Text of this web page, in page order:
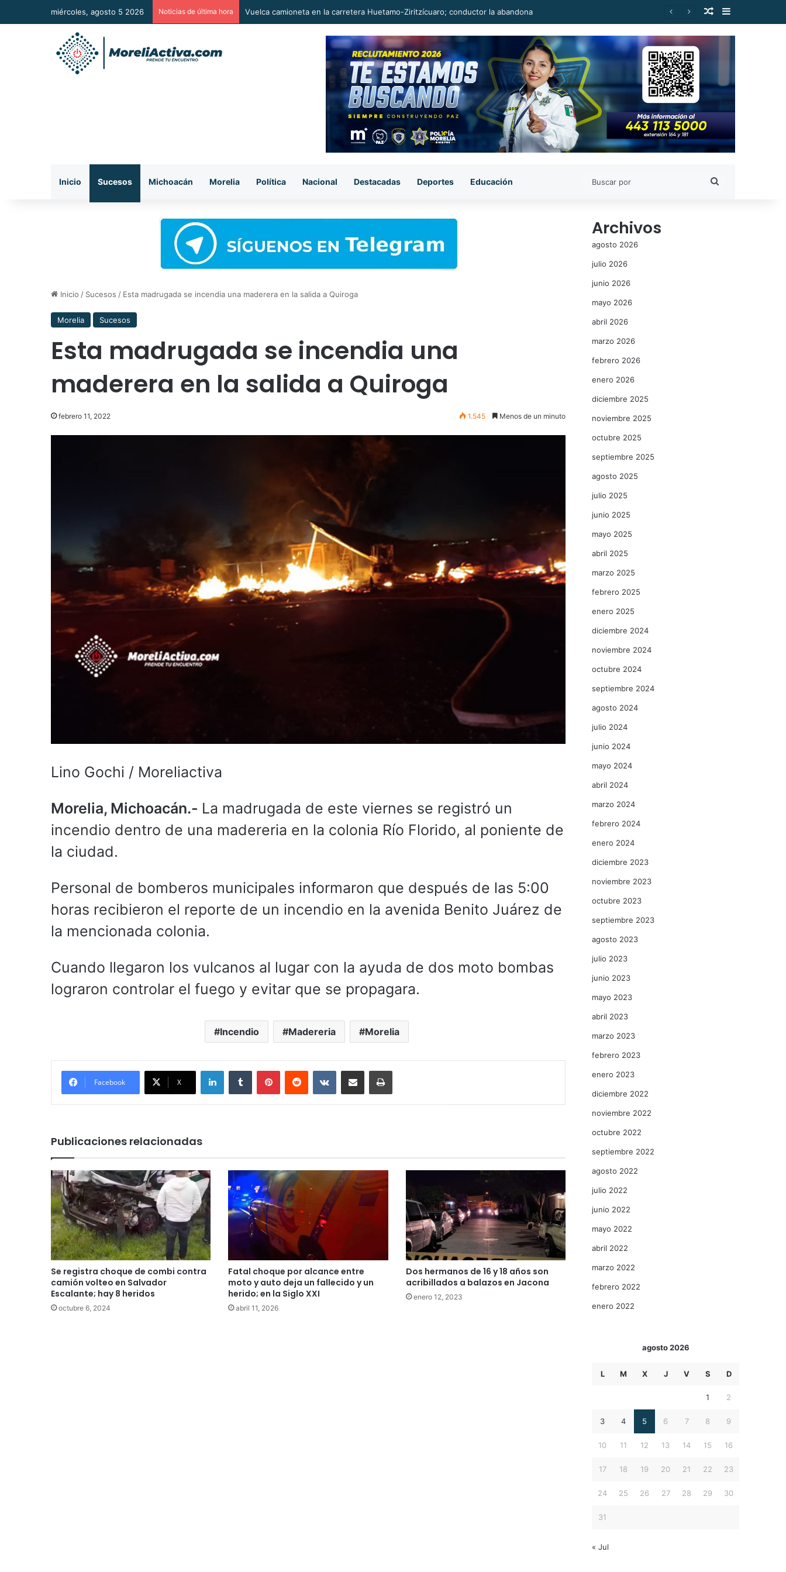
miércoles, agosto 5 2026 Noticias de última hora Motociclista sufre traumatismo craneal tras aparatoso accidente en La Piedad Publicación al
Barra lateral
Inicio Sucesos Michoacán Morelia Política Nacional Destacadas Deportes Educación
Inicio / Sucesos / Esta madrugada se incendia una maderera en la salida a Quiroga
Morelia Sucesos
Esta madrugada se incendia una
maderera en la salida a Quiroga
febrero 11, 2022 1.545 Menos de un minuto
Lino Gochi / Moreliactiva
Morelia, Michoacán.- La madrugada de este viernes se registró un
incendio dentro de una madereria en la colonia Río Florido, al poniente de
la ciudad.
Personal de bomberos municipales informaron que después de las 5:00
horas recibieron el reporte de un incendio en la avenida Benito Juárez de
la mencionada colonia.
Cuando llegaron los vulcanos al lugar con la ayuda de dos moto bombas
lograron controlar el fuego y evitar que se propagara.
Incendio Madereria Morelia
Facebook X
LinkedInTumblr PinterestReddit VKontakteCompartir por correo electrónicoImprimir
Publicaciones relacionadas
Se registra choque de combi contra
camión volteo en Salvador
Escalante; hay 8 heridos
octubre 6, 2024
Fatal choque por alcance entre
moto y auto deja un fallecido y un
herido; en la Siglo XXI
abril 11, 2026
Dos hermanos de 16 y 18 años son
acribillados a balazos en Jacona
enero 12, 2023
Archivos
agosto 2026
julio 2026
junio 2026
mayo 2026
abril 2026
marzo 2026
febrero 2026
enero 2026
diciembre 2025
noviembre 2025
octubre 2025
septiembre 2025
agosto 2025
julio 2025
junio 2025
mayo 2025
abril 2025
marzo 2025
febrero 2025
enero 2025
diciembre 2024
noviembre 2024
octubre 2024
septiembre 2024
agosto 2024
julio 2024
junio 2024
mayo 2024
abril 2024
marzo 2024
febrero 2024
enero 2024
diciembre 2023
noviembre 2023
octubre 2023
septiembre 2023
agosto 2023
julio 2023
junio 2023
mayo 2023
abril 2023
marzo 2023
febrero 2023
enero 2023
diciembre 2022
noviembre 2022
octubre 2022
septiembre 2022
agosto 2022
julio 2022
junio 2022
mayo 2022
abril 2022
marzo 2022
febrero 2022
enero 2022
agosto 2026
L M X J V S D
1 2
3 4 5 6 7 8 9
10 11 12 13 14 15 16
17 18 19 20 21 22 23
24 25 26 27 28 29 30
31
« Jul